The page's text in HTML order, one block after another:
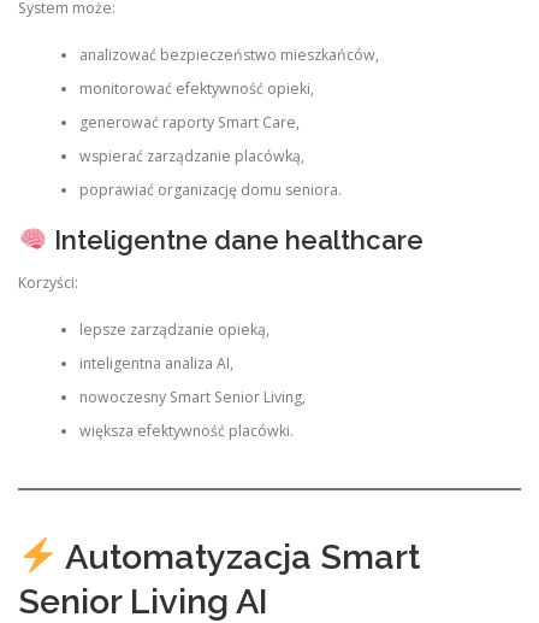
System może:
analizować bezpieczeństwo mieszkańców,
monitorować efektywność opieki,
generować raporty Smart Care,
wspierać zarządzanie placówką,
poprawiać organizację domu seniora.
Inteligentne dane healthcare
Korzyści:
lepsze zarządzanie opieką,
inteligentna analiza AI,
nowoczesny Smart Senior Living,
większa efektywność placówki.
Automatyzacja Smart
Senior Living AI